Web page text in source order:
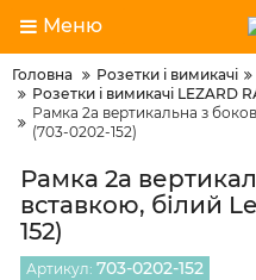
Меню
Головна Розетки і вимикачі
Розетки і вимикачі LEZARD
Рамка 2а вертикальна з
(703-0202-152)
Рамка 2а
вставкою, білий
152)
Артикул: 703-0202-152